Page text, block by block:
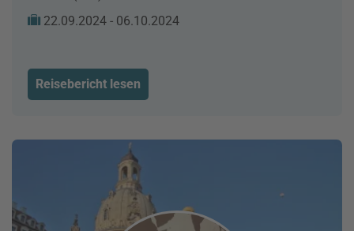
22.09.2024 - 06.10.2024
Reisebericht lesen